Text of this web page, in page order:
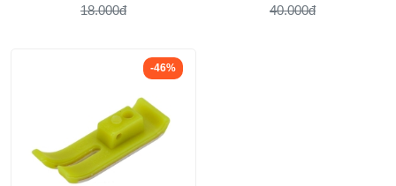
18.000đ
40.000đ
-46%